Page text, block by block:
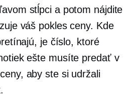
stĺpci a potom nájdite
váš pokles ceny. Kde
je číslo, ktoré
ešte musíte predať v
aby ste si udržali